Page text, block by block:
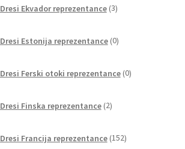
Dresi Ekvador reprezentance 3izdelki
Dresi Estonija reprezentance 0izdelkov
Dresi Ferski otoki reprezentance 0izdelkov
Dresi Finska reprezentance 2izdelka
Dresi Francija reprezentance 152izdelkov